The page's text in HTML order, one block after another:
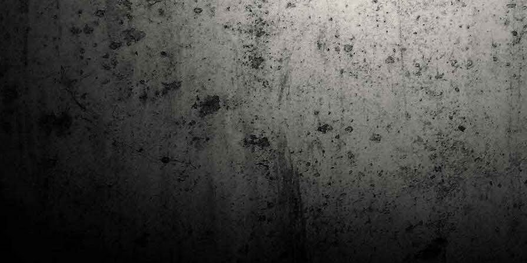
JUL
7
Club de lectura de còmics: estiu de 2024
Arriba l'estiu i amb ell una nova edició del club de lectura per passar
aquests mesos de calor. En aquesta nova edició farem dues lectures: una
al juliol i l'altre al setembre!
Com és habitual, les inscripcions es formalitzen a la Biblioteca Pública de
Tarragona i les lectures es podran llegir en edició digital.
MAY
1
Estudis en Comicologia al Còmic Barcelona
Del 3 al 5 de maig la Fira Barcelona acull la 42a edició de Còmic
Barcelona (el Saló del Còmic de tota la vida).
Divendres faré la visita anual i diumenge hi tornaré, aquest cop per participar a
la taula rodona Estudis en Comicologia: Els llibres de teoria i divulgació del
còmic en els temps del podcast, a les 16 h, a la sala còmic 6, molt ben
acompanyat:
Estudis en Comicologia: Els llibres de teoria i divulgació del còmic en els temps